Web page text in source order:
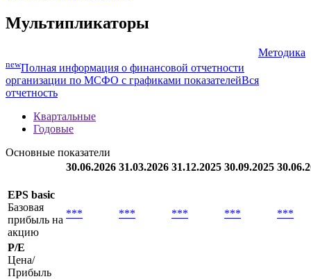
Мультипликаторы
Методика
newПолная информация о финансовой отчетности
организации по МСФО с графиками показателейВся
отчетность
Квартальные
Годовые
Основные показатели
30.06.2026 31.03.2026 31.12.2025 30.09.2025
EPS basic
Базовая
прибыль на
акцию
*** *** *** *** ***
P/E
Цена/
Прибыль